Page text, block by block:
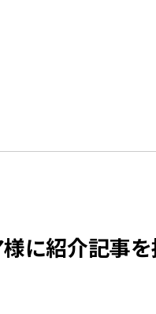
様に紹介記事